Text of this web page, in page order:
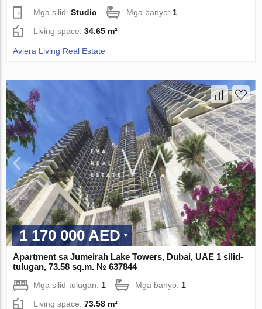
Mga silid:Studio Mga banyo: 1
Living space:34.65 m²
Aviera Living Real Estate
1 170 000 AED
Apartment sa Jumeirah Lake Towers, Dubai, UAE 1 silid-
tulugan, 73.58 sq.m. № 637844
Mga silid-tulugan: 1 Mga banyo: 1
Living space:73.58 m²